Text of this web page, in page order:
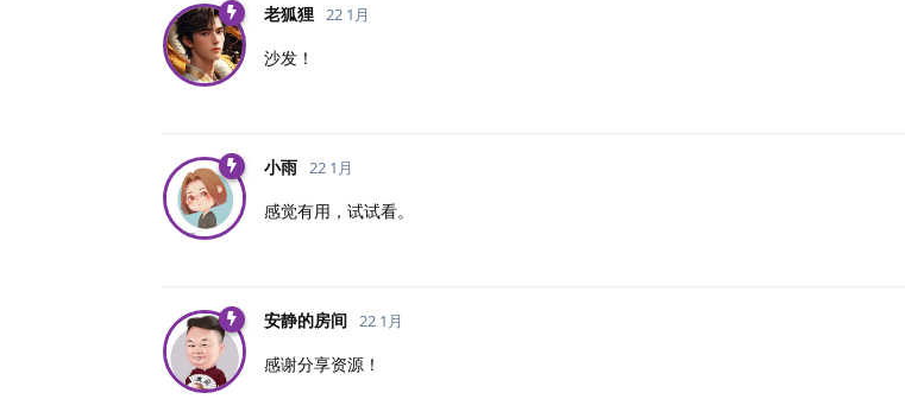
老狐狸 22 1月
沙发！
小雨 22 1月
感觉有用，试试看。
安静的房间 22 1月
感谢分享资源！